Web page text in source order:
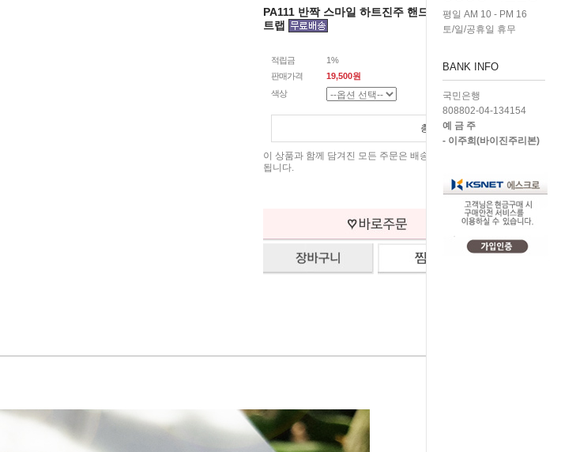
평일 AM 10 - PM 16
토/일/공휴일 휴무
BANK INFO
국민은행
808802-04-134154
예 금 주
- 이주희(바이진주리본)
PA111 반짝 스마일 하트진주 핸드폰고리 줄폰 스
트랩
적립금
1%
판매가격
19,500원
색상
총 상품 금액 0
이 상품과 함께 담겨진 모든 주문은 배송비가 무료로 처리
됩니다.